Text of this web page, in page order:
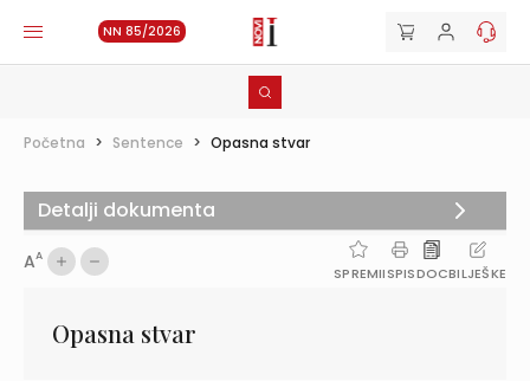
NN 85/2026
Početna > Sentence > Opasna stvar
AA
SPREMIISPISDOCBILJEŠKE
Opasna stvar
Detalji dokumenta